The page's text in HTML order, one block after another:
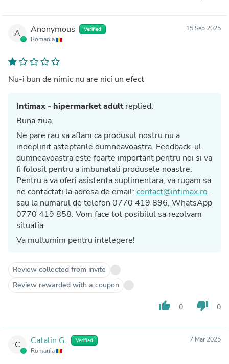
A Anonymous Verified
Romania
15 Sep 2025
Nu-i bun de nimic nu are nici un efect
Intimax - hipermarket adultreplied:
Buna ziua,
Ne pare rau sa aflam ca produsul nostru nu a
indeplinit asteptarile dumneavoastra. Feedback-ul
dumneavoastra este foarte important pentru noi si va
fi folosit pentru a imbunatati produsele noastre.
Pentru a va oferi asistenta suplimentara, va rugam sa
ne contactati la adresa de email: contact@intimax.ro.
sau la numarul de telefon 0770 419 896, WhatsApp
0770 419 858. Vom face tot posibilul sa rezolvam
situatia.
Va multumim pentru intelegere!
Review collected from invite
Review rewarded with a coupon
thumb_up 0 thumb_down 0
C Catalin G. Verified
Romania
7 Mar 2025